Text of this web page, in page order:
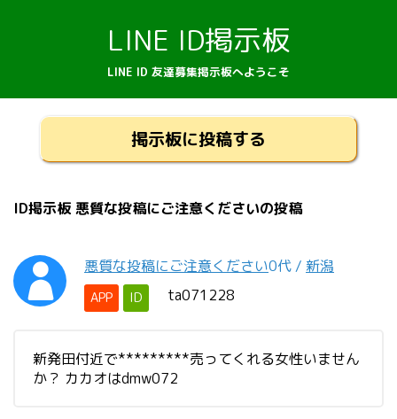
LINE ID掲示板
LINE ID 友達募集掲示板へようこそ
掲示板に投稿する
ID掲示板 悪質な投稿にご注意くださいの投稿
悪質な投稿にご注意ください0代 / 新潟
APP ID ta071228
新発田付近で*********売ってくれる女性いません
か？ カカオはdmw072